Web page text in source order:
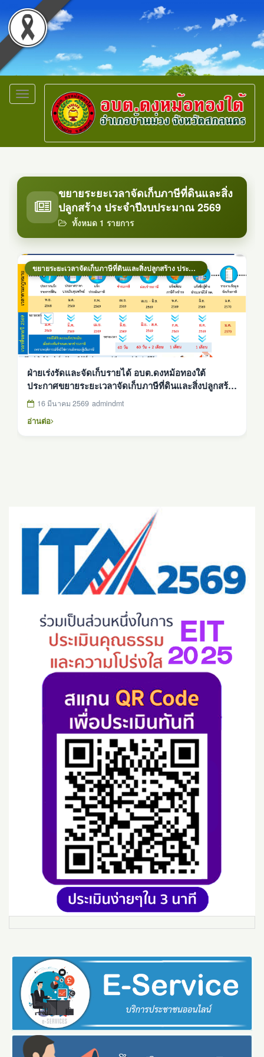
Toggle
navigation
ขยายระยะเวลาจัดเก็บภาษีที่ดินและสิ่ง
ปลูกสร้าง ประจำปีงบประมาณ 2569
ทั้งหมด 1 รายการ
ขยายระยะเวลาจัดเก็บภาษีที่ดินและสิ่งปลูกสร้าง ประจำปีงบประมาณ 2569
ฝ่ายเร่งรัดและจัดเก็บรายได้ อบต.ดงหม้อทองใต้
ประกาศขยายระยะเวลาจัดเก็บภาษีที่ดินและสิ่งปลูกสร้าง
ประจำปี 2569
16 มีนาคม 2569 admindmt
อ่านต่อ